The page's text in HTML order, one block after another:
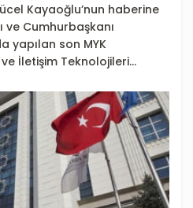
Kayaoğlu’nun haberine
ve Cumhurbaşkanı
yapılan son MYK
İletişim Teknolojileri...